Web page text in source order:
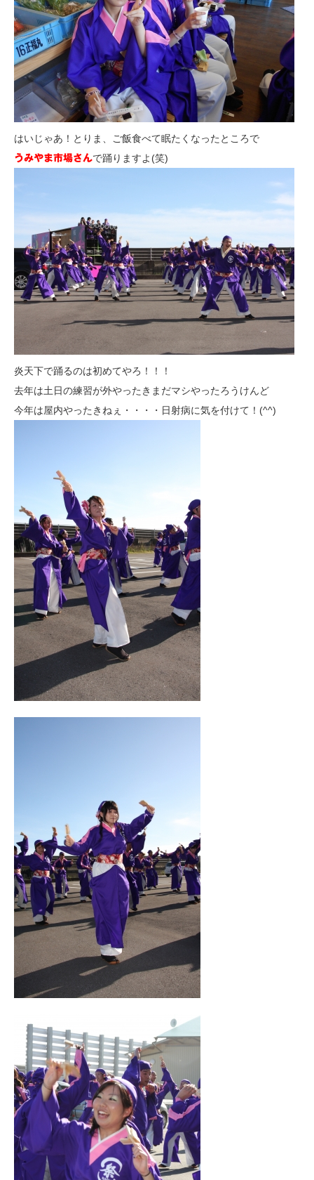
はいじゃあ！とりま、ご飯食べて眠たくなったところで
うみやま市場さんで踊りますよ(笑)
炎天下で踊るのは初めてやろ！！！
去年は土日の練習が外やったきまだマシやったろうけんど
今年は屋内やったきねぇ・・・・日射病に気を付けて！(^^)